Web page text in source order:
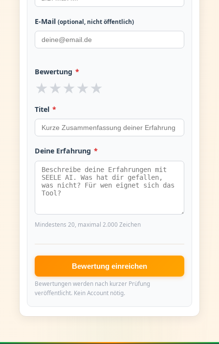
E-Mail (optional, nicht öffentlich)
Bewertung *
★ ★ ★ ★ ★
Titel *
Deine Erfahrung *
Mindestens 20, maximal 2.000 Zeichen
Bewertung einreichen
Bewertungen werden nach kurzer Prüfung
veröffentlicht. Kein Account nötig.